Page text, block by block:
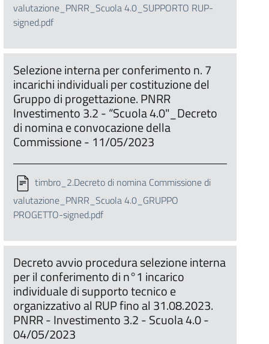
valutazione_PNRR_Scuola 4.0_SUPPORTO RUP-
signed.pdf
Selezione interna per conferimento n. 7
incarichi individuali per costituzione del
Gruppo di progettazione. PNRR
Investimento 3.2 - “Scuola 4.0"_Decreto
di nomina e convocazione della
Commissione - 11/05/2023
timbro_2.Decreto di nomina Commissione di
valutazione_PNRR_Scuola 4.0_GRUPPO
PROGETTO-signed.pdf
Decreto avvio procedura selezione interna
per il conferimento di n°1 incarico
individuale di supporto tecnico e
organizzativo al RUP fino al 31.08.2023.
PNRR - Investimento 3.2 - Scuola 4.0 -
04/05/2023